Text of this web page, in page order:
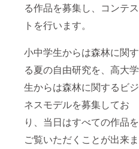
る作品を募集し、コンテス
トを行います。
小中学生からは森林に関す
る夏の自由研究を、高大学
生からは森林に関するビジ
ネスモデルを募集してお
り、当日はすべての作品を
ご覧いただくことが出来ま